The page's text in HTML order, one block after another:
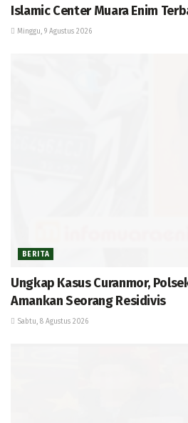
Islamic Center Muara Enim
Minggu, 9 Agustus 2026
BERITA
Ungkap Kasus Curanmor,
Amankan Seorang Residivis
Sabtu, 8 Agustus 2026